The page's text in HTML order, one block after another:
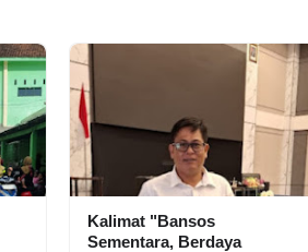
Kalimat "Bansos
Sementara, Berdaya